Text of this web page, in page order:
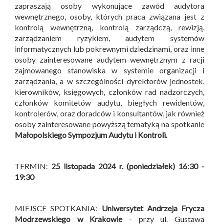
zapraszają osoby wykonujące zawód audytora
wewnętrznego, osoby, których praca związana jest z
kontrolą wewnętrzną, kontrolą zarządczą, rewizją,
zarządzaniem ryzykiem, audytem systemów
informatycznych lub pokrewnymi dziedzinami, oraz inne
osoby zainteresowane audytem wewnętrznym z racji
zajmowanego stanowiska w systemie organizacji i
zarządzania, a w szczególności dyrektorów jednostek,
kierowników, księgowych, członków rad nadzorczych,
członków komitetów audytu, biegłych rewidentów,
kontrolerów, oraz doradców i konsultantów, jak również
osoby zainteresowane powyższą tematyką na spotkanie
Małopolskiego Sympozjum Audytu i Kontroli.
TERMIN: 25 listopada 2024 r. (poniedziałek) 16:30 -
19:30
MIEJSCE SPOTKANIA: Uniwersytet Andrzeja Frycza
Modrzewskiego w Krakowie- przy ul. Gustawa